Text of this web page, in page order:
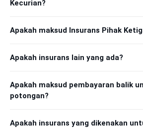
Kecurian?
Apakah maksud Insurans Pihak
Apakah insurans lain yang ada?
Apakah maksud pembayaran balik
potongan?
Apakah insurans yang dikenakan